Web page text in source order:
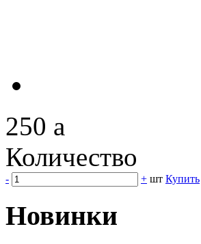
250 a
Количество
- + шт Купить
Новинки